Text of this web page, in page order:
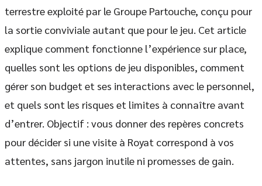
terrestre exploité par le Groupe Partouche, conçu pour
la sortie conviviale autant que pour le jeu. Cet article
explique comment fonctionne l’expérience sur place,
quelles sont les options de jeu disponibles, comment
gérer son budget et ses interactions avec le personnel,
et quels sont les risques et limites à connaître avant
d’entrer. Objectif : vous donner des repères concrets
pour décider si une visite à Royat correspond à vos
attentes, sans jargon inutile ni promesses de gain.